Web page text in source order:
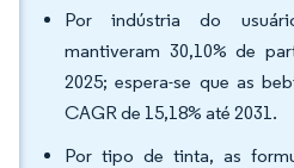
Por indústria do
mantiveram 30,10% de
2025; espera-se que as
CAGR de 15,18% até 2031.
Por tipo de tinta, as